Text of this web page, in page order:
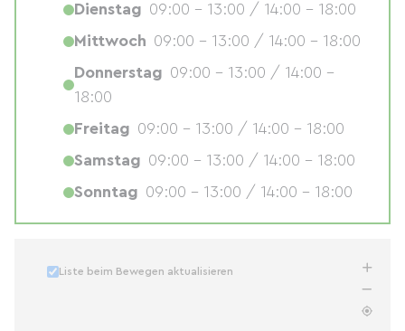
Liste beim Bewegen aktualisieren
Dienstag 09:00 - 13:00 / 14:00 - 18:00
Mittwoch 09:00 - 13:00 / 14:00 - 18:00
Donnerstag 09:00 - 13:00 / 14:00 -
18:00
Freitag 09:00 - 13:00 / 14:00 - 18:00
Samstag 09:00 - 13:00 / 14:00 - 18:00
Sonntag 09:00 - 13:00 / 14:00 - 18:00